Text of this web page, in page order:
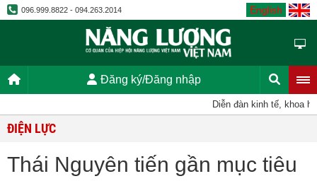
096.999.8822 - 094.263.2014 English
Đăng ký/Đăng nhập
Diễn đàn kinh tế, khoa
ĐIỆN LỰC
Thái Nguyên tiến gần mục tiêu